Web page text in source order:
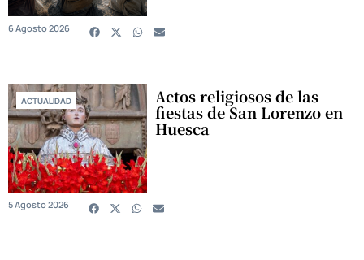
6 Agosto 2026
ACTUALIDAD Actos religiosos de las
fiestas de San Lorenzo en
Huesca
5 Agosto 2026